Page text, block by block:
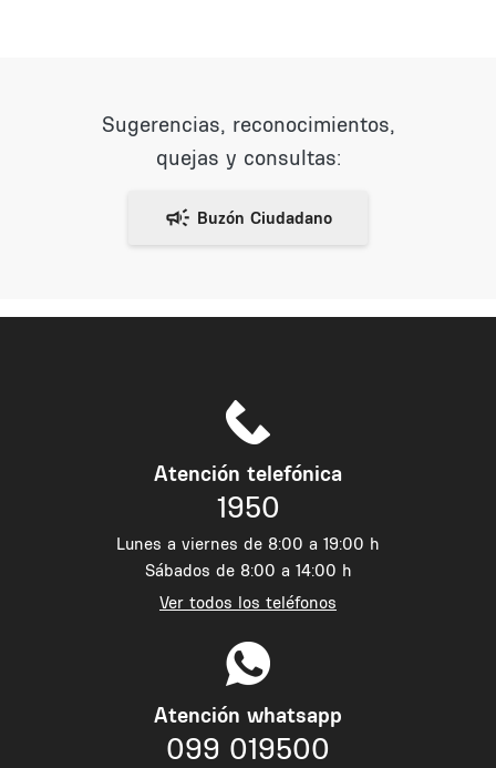
Sugerencias, reconocimientos,
quejas y consultas:
Atención telefónica
1950
Lunes a viernes de 8:00 a 19:00 h
Sábados de 8:00 a 14:00 h
Ver todos los teléfonos
Atención whatsapp
099 019500